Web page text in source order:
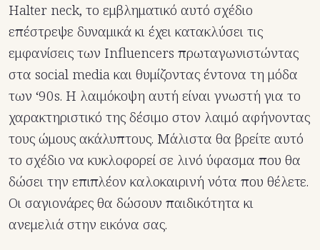
Ηalter neck, το εμβληματικό αυτό σχέδιο
επέστρεψε δυναμικά κι έχει κατακλύσει τις
εμφανίσεις των Influencers πρωταγωνιστώντας
στα social media και θυμίζοντας έντονα τη μόδα
των ‘90s. Η λαιμόκοψη αυτή είναι γνωστή για το
χαρακτηριστικό της δέσιμο στον λαιμό αφήνοντας
τους ώμους ακάλυπτους. Μάλιστα θα βρείτε αυτό
το σχέδιο να κυκλοφορεί σε λινό ύφασμα που θα
δώσει την επιπλέον καλοκαιρινή νότα που θέλετε.
Οι σαγιονάρες θα δώσουν παιδικότητα κι
ανεμελιά στην εικόνα σας.